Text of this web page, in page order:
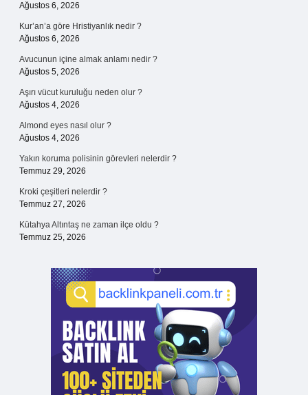
Ağustos 6, 2026
Kur’an’a göre Hristiyanlık nedir ?
Ağustos 6, 2026
Avucunun içine almak anlamı nedir ?
Ağustos 5, 2026
Aşırı vücut kuruluğu neden olur ?
Ağustos 4, 2026
Almond eyes nasıl olur ?
Ağustos 4, 2026
Yakın koruma polisinin görevleri nelerdir ?
Temmuz 29, 2026
Kroki çeşitleri nelerdir ?
Temmuz 27, 2026
Kütahya Altıntaş ne zaman ilçe oldu ?
Temmuz 25, 2026